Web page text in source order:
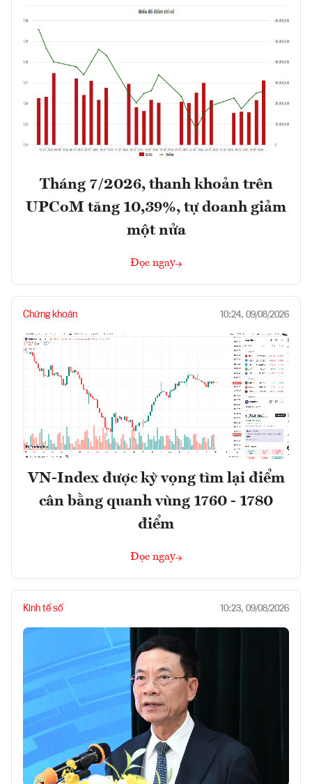
Tháng 7/2026, thanh khoản trên
UPCoM tăng 10,39%, tự doanh giảm
một nửa
Đọc ngay
Chứng khoán 10:24, 09/08/2026
VN-Index được kỳ vọng tìm lại điểm
cân bằng quanh vùng 1760 - 1780
điểm
Đọc ngay
Kinh tế số 10:23, 09/08/2026